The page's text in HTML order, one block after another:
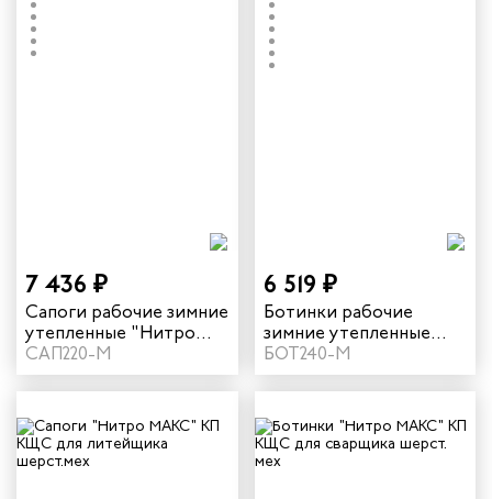
7 436 ₽
Сапоги рабочие зимние
утепленные "Нитро
МАКС" с КП КЩС
натуральный мех цвет
черный
САП220-М
6 519 ₽
Ботинки рабочие
зимние утепленные
"Нитро МАКС" с КП
КЩС натуральный мех
цвет черный
БОТ240-М